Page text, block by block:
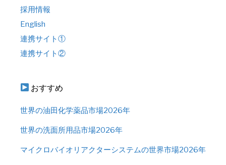
採用情報
English
連携サイト①
連携サイト②
おすすめ
世界の油田化学薬品市場2026年
世界の洗面所用品市場2026年
マイクロバイオリアクターシステムの世界市場2026年